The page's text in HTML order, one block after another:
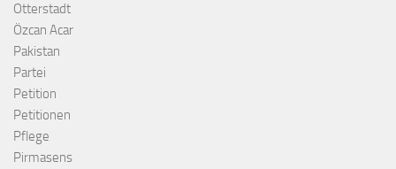
Otterstadt
Özcan Acar
Pakistan
Partei
Petition
Petitionen
Pflege
Pirmasens